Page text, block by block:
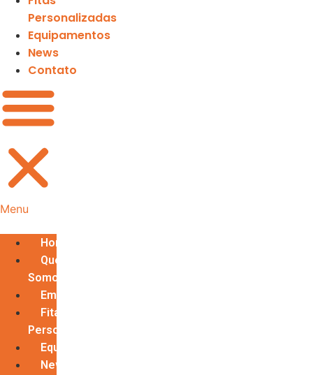
Personalizadas
Equipamentos
News
Contato
Menu
Home
Quem
Somos
Embalagens
Fitas
Personalizadas
Equipamentos
News